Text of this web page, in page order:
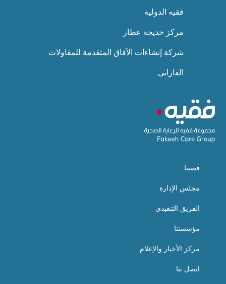
فقيه الدولية
مركز خديجة عطار
شركة إنشاءات الآفاق المتقدمة للمقاولات
الفارابي
قصتنا
مجلس الإدارة
الفريق التنفيذي
مؤسستنا
مركز الأخبار والإعلام
اتصل بنا